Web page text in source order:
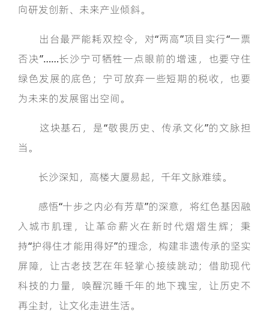
向研发创新、未来产业倾斜。
出台最严能耗双控令，对“两高”项目实行“一票
否决”……长沙宁可牺牲一点眼前的增速，也要守住
绿色发展的底色；宁可放弃一些短期的税收，也要
为未来的发展留出空间。
这块基石，是“敬畏历史、传承文化”的文脉担
当。
长沙深知，高楼大厦易起，千年文脉难续。
感悟“十步之内必有芳草”的深意，将红色基因融
入城市肌理，让革命薪火在新时代熠熠生辉；秉
持“护得住才能用得好”的理念，构建非遗传承的坚实
屏障，让古老技艺在年轻掌心接续跳动；借助现代
科技的力量，唤醒沉睡千年的地下瑰宝，让历史不
再尘封，让文化走进生活。